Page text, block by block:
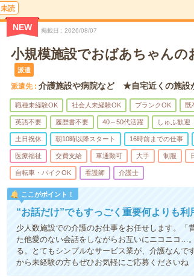
未読
NEW 掲載日 2026/08/07
小規模施設でおばあちゃんの
派遣
派遣先 介護施設や病院など ★自宅近くの施設
職種未経験OK 社会人未経験OK ブランクOK 既
英語不要 履歴書不要 40～50代活躍 しゅふ歓迎
土日祝休 朝10時以降スタート 16時前までの仕事
医療福祉 交費支給 車通勤可 大手 制服
自転車・バイクOK 看護師 介護士
ここがポイント！
“お話だけ”でもすっごく重要何よりも利
少人数施設での介護のお仕事をお任せします。「
た他愛のない会話をしながらお互いにニコニコ…
る。とてもシンプルなサービス業が、介護なん
から未経験の方もぜひお気軽にご応募くださいね